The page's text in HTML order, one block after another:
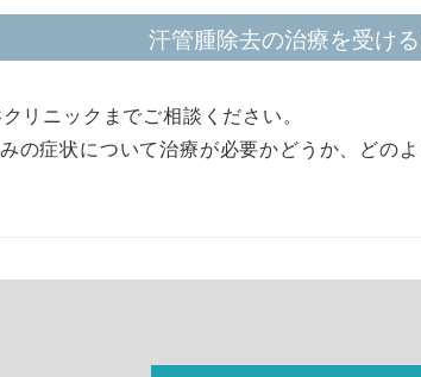
汗管腫除去の治療を受け
リニックまでご相談ください。
の症状について治療が必要かどうか、どの